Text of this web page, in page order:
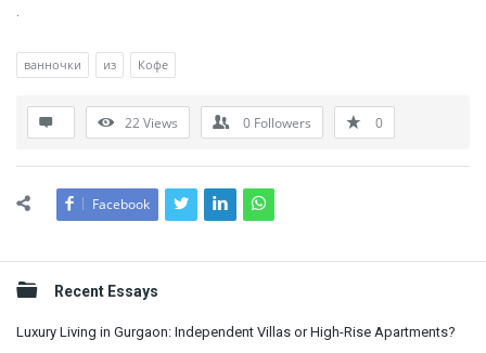
.
ванночки из Кофе
22Views 0 Followers 0
Facebook
Sidebar
Recent Essays
Luxury Living in Gurgaon: Independent Villas or High-Rise Apartments?